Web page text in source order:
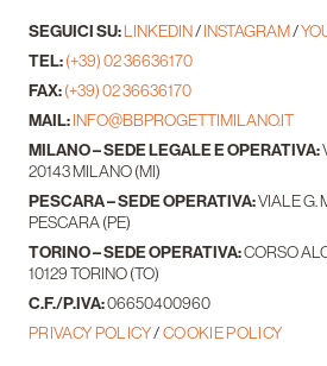
SEGUICI SU:LINKEDIN/INSTAGRAM/
TEL:(+39) 02 36636170
FAX:(+39) 02 36636170
MAIL:INFO@BBPROGETTIMILANO.IT
MILANO – SEDE LEGALE E OPERATIVA:
20143 MILANO (MI)
PESCARA – SEDE OPERATIVA:VIALE G.
PESCARA (PE)
TORINO – SEDE OPERATIVA:CORSO
10129 TORINO (TO)
C.F./P.IVA:06650400960
PRIVACY POLICY/COOKIE POLICY